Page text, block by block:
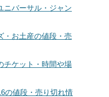
ニバーサル・ジャン
・お土産の値段・売
チケット・時間や場
の値段・売り切れ情